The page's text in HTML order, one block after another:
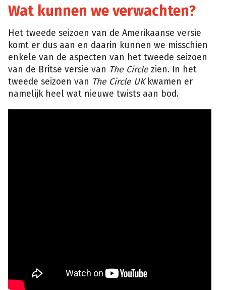
Wat kunnen we verwachten?
Het tweede seizoen van de Amerikaanse versie
komt er dus aan en daarin kunnen we misschien
enkele van de aspecten van het tweede seizoen
van de Britse versie van The Circlezien. In het
tweede seizoen van The Circle UKkwamen er
namelijk heel wat nieuwe twists aan bod.